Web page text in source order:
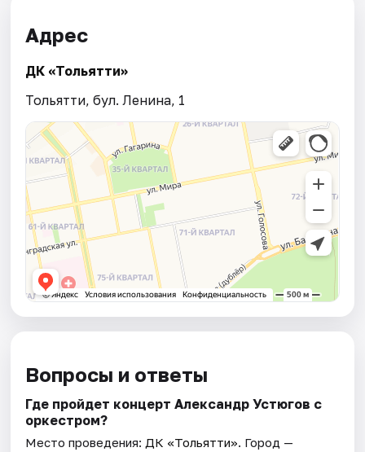
Адрес
ДК «Тольятти»
Тольятти, бул. Ленина, 1
Вопросы и ответы
Где пройдет концерт Александр Устюгов с
оркестром?
Место проведения: ДК «Тольятти». Город —